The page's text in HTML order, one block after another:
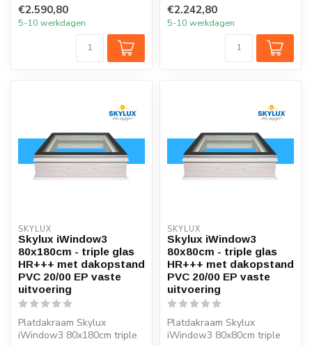
€2.590,80
5-10 werkdagen
€2.242,80
5-10 werkdagen
SKYLUX
Skylux iWindow3
80x180cm - triple glas
HR+++ met dakopstand
PVC 20/00 EP vaste
uitvoering
Platdakraam Skylux
iWindow3 80x180cm triple
SKYLUX
Skylux iWindow3
80x80cm - triple glas
HR+++ met dakopstand
PVC 20/00 EP vaste
uitvoering
Platdakraam Skylux
iWindow3 80x80cm triple